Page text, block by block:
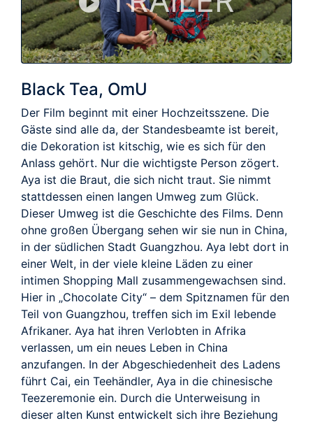
Black Tea, OmU
Der Film beginnt mit einer Hochzeitsszene. Die
Gäste sind alle da, der Standesbeamte ist bereit,
die Dekoration ist kitschig, wie es sich für den
Anlass gehört. Nur die wichtigste Person zögert.
Aya ist die Braut, die sich nicht traut. Sie nimmt
stattdessen einen langen Umweg zum Glück.
Dieser Umweg ist die Geschichte des Films. Denn
ohne großen Übergang sehen wir sie nun in China,
in der südlichen Stadt Guangzhou. Aya lebt dort in
einer Welt, in der viele kleine Läden zu einer
intimen Shopping Mall zusammengewachsen sind.
Hier in „Chocolate City“ – dem Spitznamen für den
Teil von Guangzhou, treffen sich im Exil lebende
Afrikaner. Aya hat ihren Verlobten in Afrika
verlassen, um ein neues Leben in China
anzufangen. In der Abgeschiedenheit des Ladens
führt Cai, ein Teehändler, Aya in die chinesische
Teezeremonie ein. Durch die Unterweisung in
dieser alten Kunst entwickelt sich ihre Beziehung